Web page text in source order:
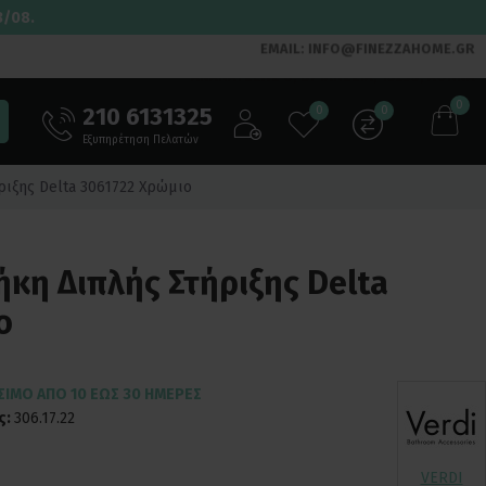
08.
EMAIL: INFO@FINEZZAHOME.GR
210 6131325
Εξυπηρέτηση Πελατών
0 0 0
Delta 3061722 Χρώμιο
Διπλής Στήριξης Delta
ΑΠΌ 10 ΈΩΣ 30 ΗΜΈΡΕΣ
306.17.22
VERDI